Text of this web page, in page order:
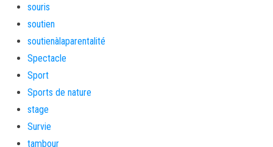
souris
soutien
soutienàlaparentalité
Spectacle
Sport
Sports de nature
stage
Survie
tambour